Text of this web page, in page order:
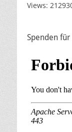
Views:
Spenden